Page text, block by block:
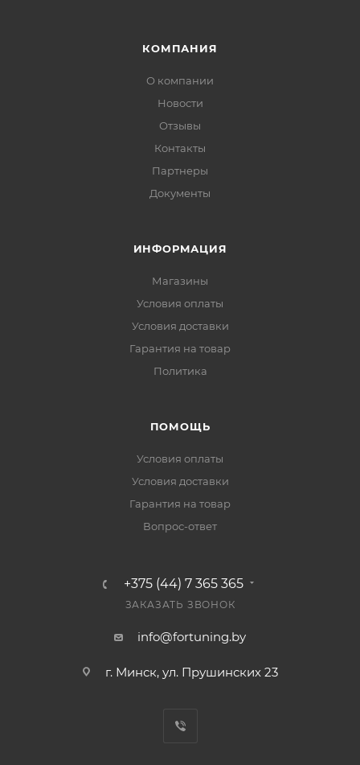
КОМПАНИЯ
О компании
Новости
Отзывы
Контакты
Партнеры
Документы
ИНФОРМАЦИЯ
Магазины
Условия оплаты
Условия доставки
Гарантия на товар
Политика
ПОМОЩЬ
Условия оплаты
Условия доставки
Гарантия на товар
Вопрос-ответ
+375 (44) 7 365 365
ЗАКАЗАТЬ ЗВОНОК
info@fortuning.by
г. Минск, ул. Прушинских 23